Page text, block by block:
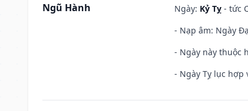
Ngũ Hành Ngày: Kỷ Tỵ - tức
- Nạp âm: Ngày
- Ngày này thuộc
- Ngày Tỵ lục hợp